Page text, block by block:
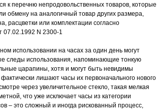
к перечню непродовольственных товаров, которые
обмену на аналогичный товар других размера,
расцветки или комплектации согласно
07.02.1992 N 2300-1
использовании на часах за один день могут
следы использования, напоминающие тонкую
царапины, хотя и могут быть невидимы
лишают часы их первоначального нового
через увеличительное стекло, такая мелкая
что уже исключает часы из категории
– это сложный и иногда рискованный процесс,